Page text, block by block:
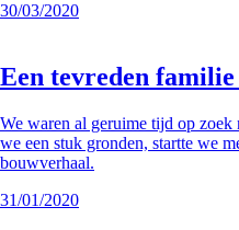
30/03/2020
Een tevreden
We waren al geruime tijd op
we een stuk gronden, startte we
bouwverhaal.
31/01/2020